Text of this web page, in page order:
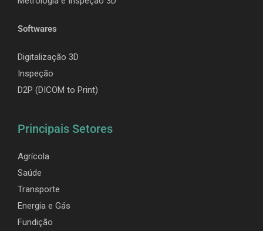
Softwares
Digitalização 3D
Inspeção
D2P (DICOM to Print)
Principais Setores
Agrícola
Saúde
Transporte
Energia e Gás
Fundição